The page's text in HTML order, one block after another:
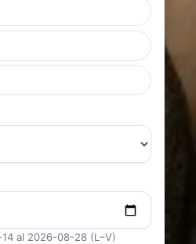
al 2026-08-28 (L–V)